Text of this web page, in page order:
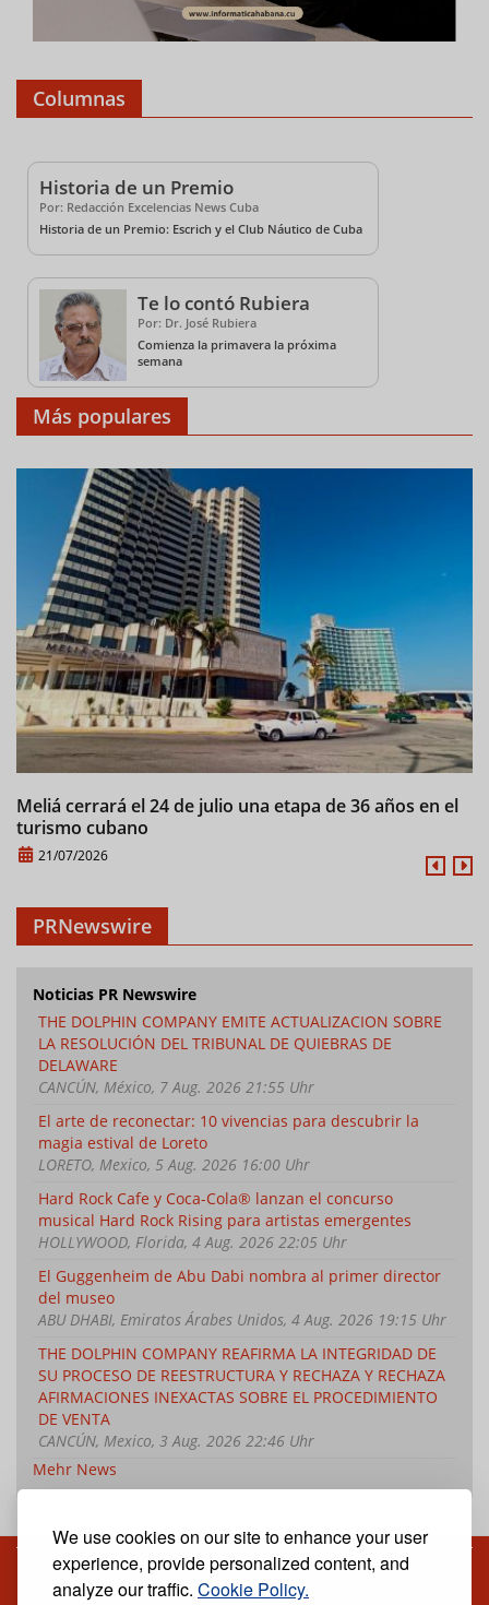
We use cookies on our site to enhance your user
experience, provide personalized content, and
analyze our traffic. Cookie Policy.
Columnas
Historia de un Premio
Por: Redacción Excelencias News Cuba
Historia de un Premio: Escrich y el Club Náutico de Cuba
Te lo contó Rubiera
Por: Dr. José Rubiera
Comienza la primavera la próxima
semana
Más populares
Meliá cerrará el 24 de julio una etapa de 36 años en el
turismo cubano
21/07/2026
PRNewswire
Noticias PR Newswire
THE DOLPHIN COMPANY EMITE ACTUALIZACION SOBRE
LA RESOLUCIÓN DEL TRIBUNAL DE QUIEBRAS DE
DELAWARE
CANCÚN, México, 7 Aug. 2026 21:55 Uhr
El arte de reconectar: 10 vivencias para descubrir la
magia estival de Loreto
LORETO, Mexico, 5 Aug. 2026 16:00 Uhr
Hard Rock Cafe y Coca-Cola® lanzan el concurso
musical Hard Rock Rising para artistas emergentes
HOLLYWOOD, Florida, 4 Aug. 2026 22:05 Uhr
El Guggenheim de Abu Dabi nombra al primer director
del museo
ABU DHABI, Emiratos Árabes Unidos, 4 Aug. 2026 19:15 Uhr
THE DOLPHIN COMPANY REAFIRMA LA INTEGRIDAD DE
SU PROCESO DE REESTRUCTURA Y RECHAZA Y RECHAZA
AFIRMACIONES INEXACTAS SOBRE EL PROCEDIMIENTO
DE VENTA
CANCÚN, Mexico, 3 Aug. 2026 22:46 Uhr
Mehr News